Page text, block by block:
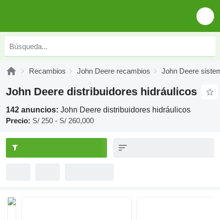
Recambios John Deere recambios John Deere
John Deere distribuidores hidráulicos
142 anuncios: John Deere distribuidores hidráulicos
Precio: S/ 250 - S/ 260,000